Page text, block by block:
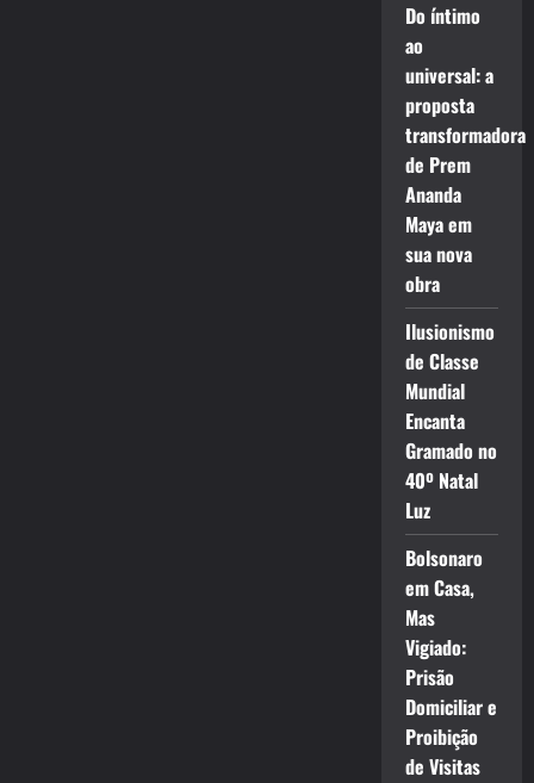
Do íntimo
ao
universal: a
proposta
transformadora
de Prem
Ananda
Maya em
sua nova
obra
Ilusionismo
de Classe
Mundial
Encanta
Gramado no
40º Natal
Luz
Bolsonaro
em Casa,
Mas
Vigiado:
Prisão
Domiciliar e
Proibição
de Visitas